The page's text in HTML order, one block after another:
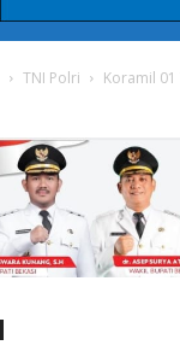
TNI Polri Koramil 01